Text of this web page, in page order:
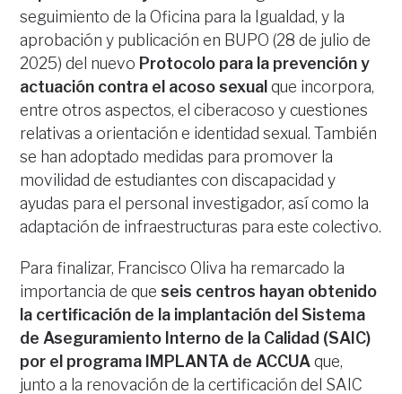
seguimiento de la Oficina para la Igualdad, y la
aprobación y publicación en BUPO (28 de julio de
2025) del nuevo Protocolo para la prevención y
actuación contra el acoso sexualque incorpora,
entre otros aspectos, el ciberacoso y cuestiones
relativas a orientación e identidad sexual. También
se han adoptado medidas para promover la
movilidad de estudiantes con discapacidad y
ayudas para el personal investigador, así como la
adaptación de infraestructuras para este colectivo.
Para finalizar, Francisco Oliva ha remarcado la
importancia de queseis centros hayan obtenido
la certificación de la implantación del Sistema
de Aseguramiento Interno de la Calidad (SAIC)
por el programa IMPLANTA de ACCUAque,
junto a la renovación de la certificación del SAIC